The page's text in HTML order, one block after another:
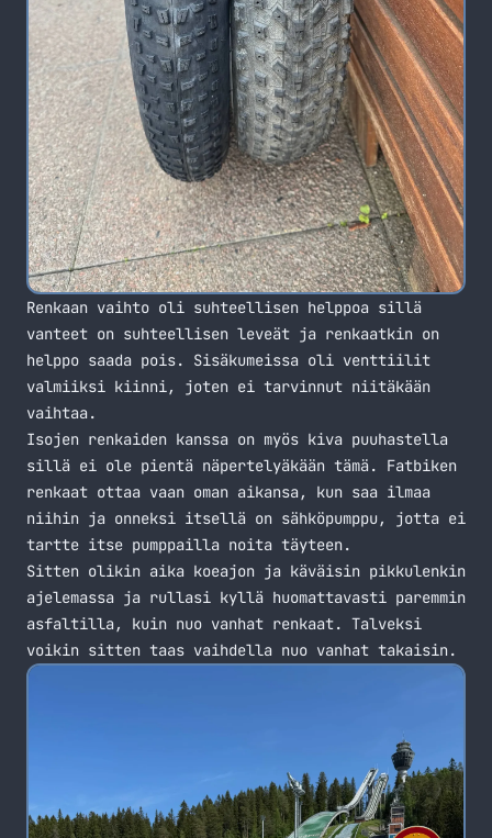
Renkaan vaihto oli suhteellisen helppoa sillä
vanteet on suhteellisen leveät ja renkaatkin on
helppo saada pois. Sisäkumeissa oli venttiilit
valmiiksi kiinni, joten ei tarvinnut niitäkään
vaihtaa.
Isojen renkaiden kanssa on myös kiva puuhastella
sillä ei ole pientä näpertelyäkään tämä. Fatbiken
renkaat ottaa vaan oman aikansa, kun saa ilmaa
niihin ja onneksi itsellä on sähköpumppu, jotta ei
tartte itse pumppailla noita täyteen.
Sitten olikin aika koeajon ja käväisin pikkulenkin
ajelemassa ja rullasi kyllä huomattavasti paremmin
asfaltilla, kuin nuo vanhat renkaat. Talveksi
voikin sitten taas vaihdella nuo vanhat takaisin.